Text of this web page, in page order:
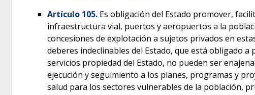
Artículo 105. Es obligación del Estado promover,
infraestructura vial, puertos y aeropuertos a la
concesiones de explotación a sujetos privados en
deberes indeclinables del Estado, que está obligado
servicios propiedad del Estado, no pueden ser
ejecución y seguimiento a los planes, programas y
salud para los sectores vulnerables de la población,